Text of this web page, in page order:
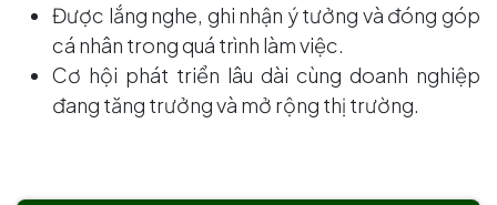
Được lắng nghe, ghi nhận ý tưởng và đóng góp
cá nhân trong quá trình làm việc.
Cơ hội phát triển lâu dài cùng doanh nghiệp
đang tăng trưởng và mở rộng thị trường.